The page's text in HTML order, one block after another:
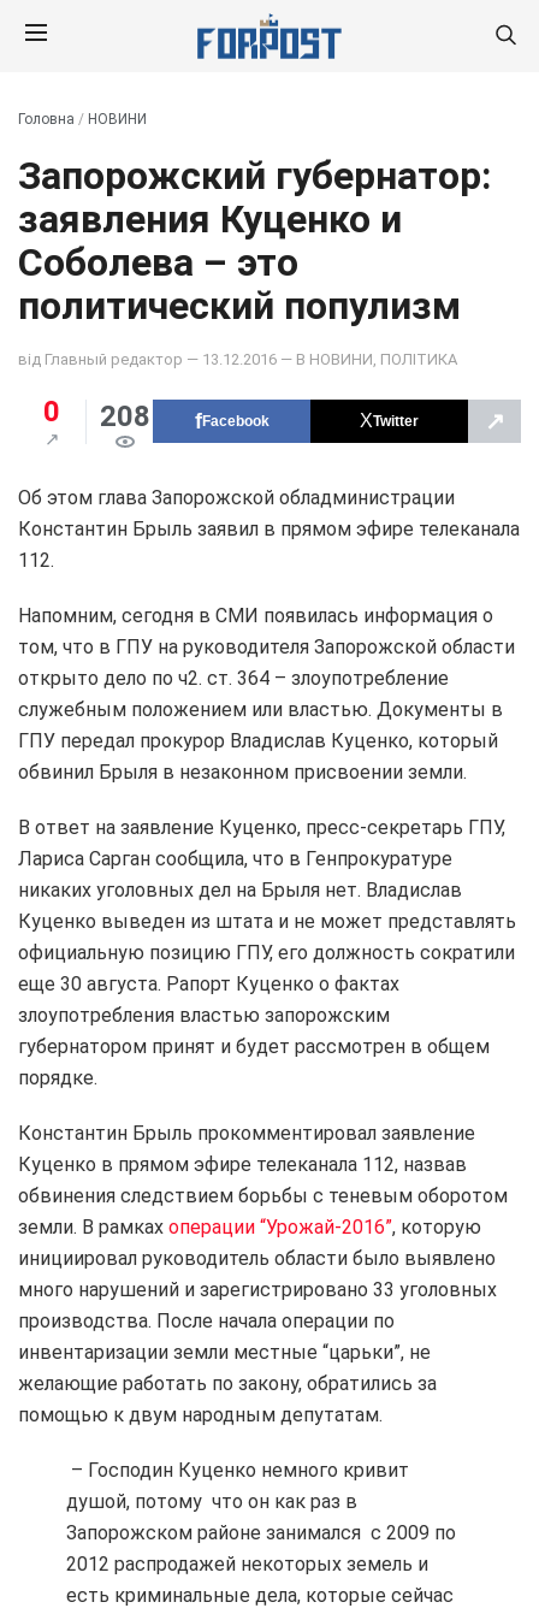
Головна / НОВИНИ
Запорожский губернатор:
заявления Куценко и
Соболева – это
политический популизм
від Главный редактор — 13.12.2016 — В НОВИНИ ПОЛІТИКА
0 208 Facebook Twitter ↗
Об этом глава Запорожской обладминистрации
Константин Брыль заявил в прямом эфире телеканала
112.
Напомним, сегодня в СМИ появилась информация о
том, что в ГПУ на руководителя Запорожской области
открыто дело по ч2. ст. 364 – злоупотребление
служебным положением или властью. Документы в
ГПУ передал прокурор Владислав Куценко, который
обвинил Брыля в незаконном присвоении земли.
В ответ на заявление Куценко, пресс-секретарь ГПУ,
Лариса Сарган сообщила, что в Генпрокуратуре
никаких уголовных дел на Брыля нет. Владислав
Куценко выведен из штата и не может представлять
официальную позицию ГПУ, его должность сократили
еще 30 августа. Рапорт Куценко о фактах
злоупотребления властью запорожским
губернатором принят и будет рассмотрен в общем
порядке.
Константин Брыль прокомментировал заявление
Куценко в прямом эфире телеканала 112, назвав
обвинения следствием борьбы с теневым оборотом
земли. В рамках операции “Урожай-2016”, которую
инициировал руководитель области было выявлено
много нарушений и зарегистрировано 33 уголовных
производства. После начала операции по
инвентаризации земли местные “царьки”, не
желающие работать по закону, обратились за
помощью к двум народным депутатам.
– Господин Куценко немного кривит
душой, потому что он как раз в
Запорожском районе занимался с 2009 по
2012 распродажей некоторых земель и
есть криминальные дела, которые сейчас